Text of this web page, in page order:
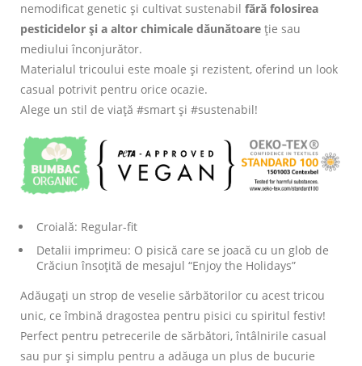
nemodificat genetic și cultivat sustenabil fără folosirea
pesticidelor și a altor chimicale dăunătoare ție sau
mediului înconjurător.
Materialul tricoului este moale și rezistent, oferind un look
casual potrivit pentru orice ocazie.
Alege un stil de viață #smart și #sustenabil!
Croială: Regular-fit
Detalii imprimeu: O pisică care se joacă cu un glob de
Crăciun însoțită de mesajul “Enjoy the Holidays”
Adăugați un strop de veselie sărbătorilor cu acest tricou
unic, ce îmbină dragostea pentru pisici cu spiritul festiv!
Perfect pentru petrecerile de sărbători, întâlnirile casual
sau pur și simplu pentru a adăuga un plus de bucurie